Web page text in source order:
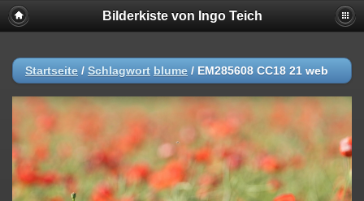
Bilderkiste von Ingo Teich
Startseite / Schlagwort blume / EM285608 CC18 21 web